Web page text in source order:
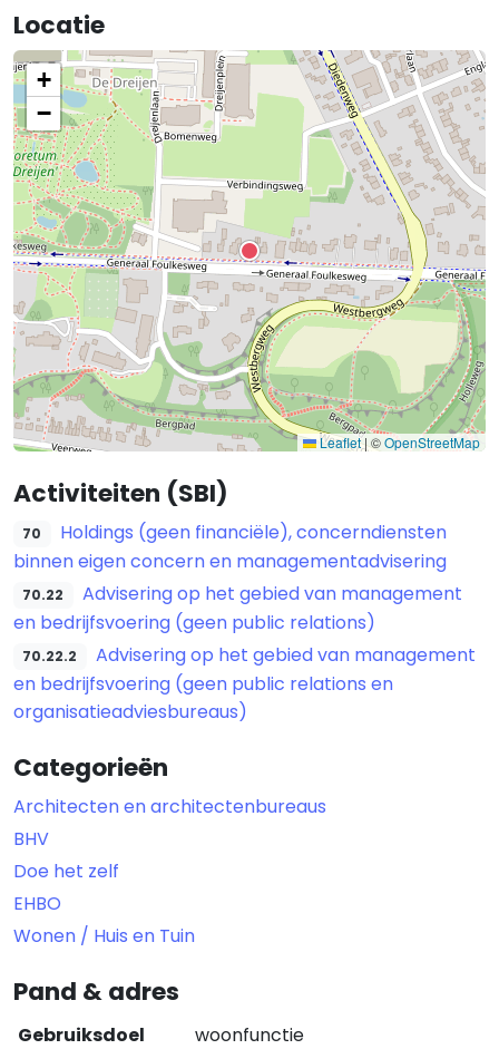
Locatie
+
−
Leaflet |©OpenStreetMap
Activiteiten (SBI)
70
Holdings (geen financiële), concerndiensten
binnen eigen concern en managementadvisering
70.22
Advisering op het gebied van management
en bedrijfsvoering (geen public relations)
70.22.2
Advisering op het gebied van management
en bedrijfsvoering (geen public relations en
organisatieadviesbureaus)
Categorieën
Architecten en architectenbureaus
BHV
Doe het zelf
EHBO
Wonen / Huis en Tuin
Pand & adres
Gebruiksdoel
woonfunctie